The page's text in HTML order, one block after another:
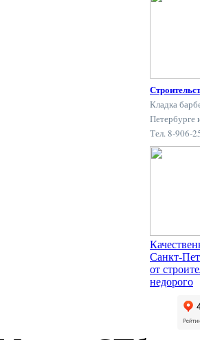
Кладка
Петербурге
Тел. 8-906-
Санкт-
от
недорого